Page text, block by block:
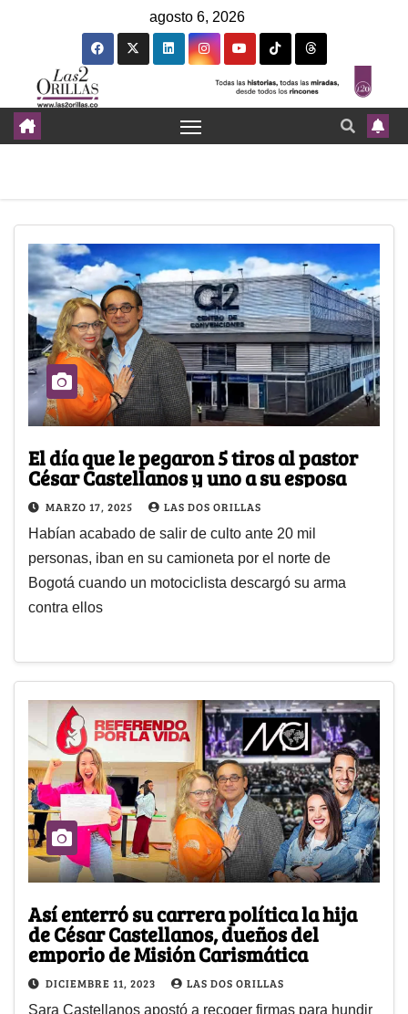
agosto 6, 2026
El día que le pegaron 5 tiros al pastor
César Castellanos y uno a su esposa
MARZO 17, 2025 LAS DOS ORILLAS
Habían acabado de salir de culto ante 20 mil
personas, iban en su camioneta por el norte de
Bogotá cuando un motociclista descargó su arma
contra ellos
Así enterró su carrera política la hija
de César Castellanos, dueños del
emporio de Misión Carismática
DICIEMBRE 11, 2023 LAS DOS ORILLAS
Sara Castellanos apostó a recoger firmas para hundir